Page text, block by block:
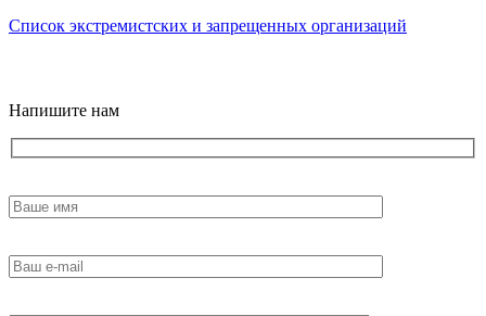
Список экстремистских и запрещенных организаций
Напишите нам